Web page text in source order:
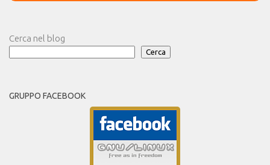
Cerca nel blog
Cerca
GRUPPO FACEBOOK